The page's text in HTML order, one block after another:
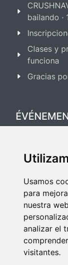
Usamos
para
nuestra
analizar el
visitantes.
bailando ·
Clases y
funciona
Gracias
Festival
Copyright ©